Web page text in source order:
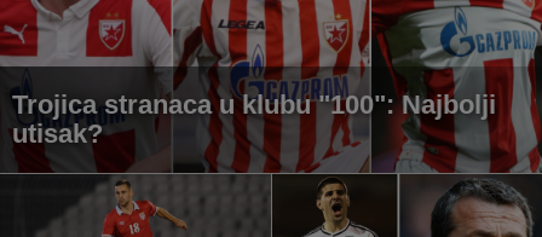
Trojica stranaca u klubu "100": Najbolji
utisak?